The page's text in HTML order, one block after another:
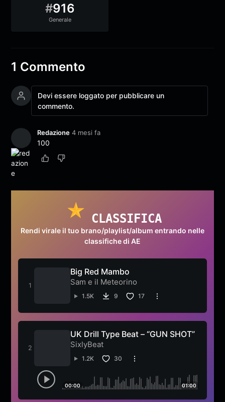
#916
Generale
1 Commento
Devi essere loggato per pubblicare un
commento.
Redazione 4 mesi fa
100
CLASSIFICA
Rendi virale il tuo brano/playlist/album entrando nelle
classifiche di AE
Big Red Mambo
Sam e il Meteorino
1.5K 9 17
UK Drill Type Beat – “GUN SHOT”
SixlyBeat
1.2K 30
00:00 01:00